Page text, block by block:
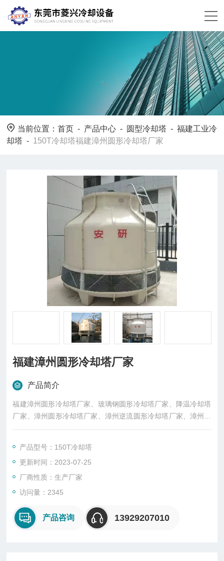
当前位置：首页 - 产品中心 - 圆型冷却塔 -福建工业冷
却塔 - 150T冷却塔福建漳州圆形冷却塔厂家
福建漳州圆形冷却塔厂家
产品简介
福建漳州圆形冷却塔厂家、玻璃钢圆形冷却塔厂家、降温冷却塔
厂家、漳州圆形冷却塔厂家、漳州逆流圆形冷却塔厂家、漳州逆
流冷却塔厂家、东莞市菱兴冷却设备有限公司（安研牌）冷却塔
产品型号：150T冷却塔
更新时间：2023-07-25
厂商性质：生产厂家
访问量：2345
产品咨询 13929207010